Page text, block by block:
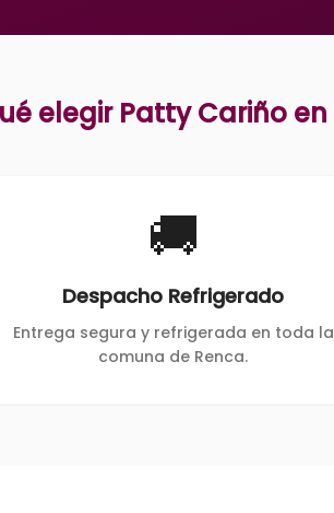
elegir Patty Cariño en
🚚
Despacho Refrigerado
Entrega segura y refrigerada en toda la
comuna de Renca.